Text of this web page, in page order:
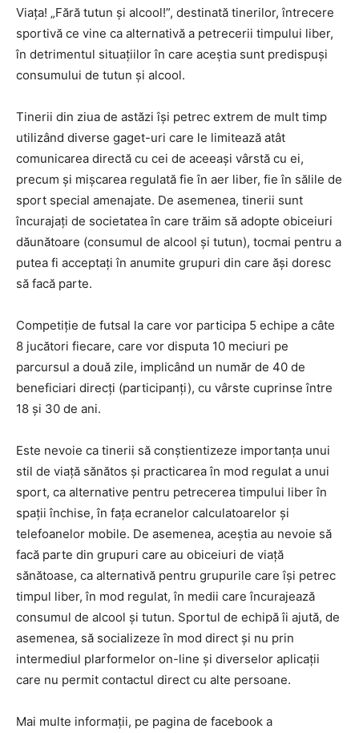
Viaţa! „Fără tutun şi alcool!”, destinată tinerilor, întrecere
sportivă ce vine ca alternativă a petrecerii timpului liber,
în detrimentul situaţiilor în care aceştia sunt predispuşi
consumului de tutun şi alcool.
Tinerii din ziua de astăzi își petrec extrem de mult timp
utilizând diverse gaget-uri care le limitează atât
comunicarea directă cu cei de aceeași vârstă cu ei,
precum și mișcarea regulată fie în aer liber, fie în sălile de
sport special amenajate. De asemenea, tinerii sunt
încurajați de societatea în care trăim să adopte obiceiuri
dăunătoare (consumul de alcool și tutun), tocmai pentru a
putea fi acceptați în anumite grupuri din care ăși doresc
să facă parte.
Competiție de futsal la care vor participa 5 echipe a câte
8 jucători fiecare, care vor disputa 10 meciuri pe
parcursul a două zile, implicând un număr de 40 de
beneficiari direcți (participanți), cu vârste cuprinse între
18 și 30 de ani.
Este nevoie ca tinerii să conștientizeze importanța unui
stil de viață sănătos și practicarea în mod regulat a unui
sport, ca alternative pentru petrecerea timpului liber în
spații închise, în fața ecranelor calculatoarelor și
telefoanelor mobile. De asemenea, aceștia au nevoie să
facă parte din grupuri care au obiceiuri de viață
sănătoase, ca alternativă pentru grupurile care își petrec
timpul liber, în mod regulat, în medii care încurajează
consumul de alcool și tutun. Sportul de echipă îi ajută, de
asemenea, să socializeze în mod direct și nu prin
intermediul plarformelor on-line și diverselor aplicații
care nu permit contactul direct cu alte persoane.
Mai multe informaţii, pe pagina de facebook a